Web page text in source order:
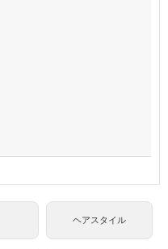
ヘアスタイル